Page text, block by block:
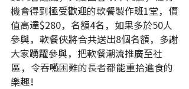
機會得到極受歡迎的軟餐製作班1堂，價
值高達$280，名額4名，如果多於50人
參與，軟餐俠將合共送出8個名額，多謝
大家踴躍參與，把軟餐潮流推廣至社
區，令吞嚥困難的長者都能重拾進食的
樂趣！